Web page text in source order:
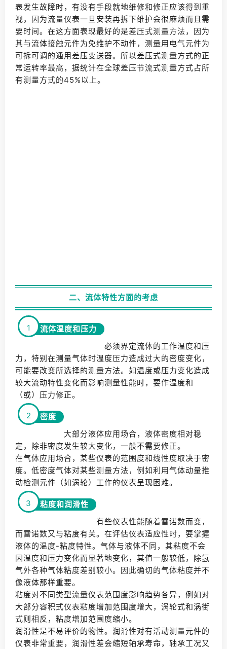
表发生故障时，有没有手段就地维修和修正应该得到重
视，因为流量仪表一旦安装再拆下维护会很麻烦而且需
要时间。在这方面表现最好的是差压式测量方法，因为
其与流体接触元件为免维护不动件，测量用电气元件为
可拆可调的通用差压变送器。所以差压式测量方式的正
常运转率最高，据统计在全球差压节流式测量方式占所
有测量方式的45%以上。
二、流体特性方面的考虑
1
流体温度和压力
必须界定流体的工作温度和压
力，特别在测量气体时温度压力造成过大的密度变化，
可能要改变所选择的测量方法。如温度或压力变化造成
较大流动特性变化而影响测量性能时，要作温度和
（或）压力修正。
2
密度
大部分液体应用场合，液体密度相对稳
定，除非密度发生较大变化，一般不需要修正。
在气体应用场合，某些仪表的范围度和线性度取决于密
度。低密度气体对某些测量方法，例如利用气体动量推
动检测元件（如涡轮）工作的仪表呈现困难。
3
粘度和润滑性
有些仪表性能随着雷诺数而变，
而雷诺数又与粘度有关。在评估仪表适应性时，要掌握
液体的温度-粘度特性。气体与液体不同，其粘度不会
因温度和压力变化而显著地变化，其值一般较低，除氢
气外各种气体粘度差别较小。因此确切的气体粘度并不
像液体那样重要。
粘度对不同类型流量仪表范围度影响趋势各异，例如对
大部分容积式仪表粘度增加范围度增大，涡轮式和涡街
式则相反，粘度增加范围度缩小。
润滑性是不易评价的物性。润滑性对有活动测量元件的
仪表非常重要，润滑性差会缩短轴承寿命，轴承工况又